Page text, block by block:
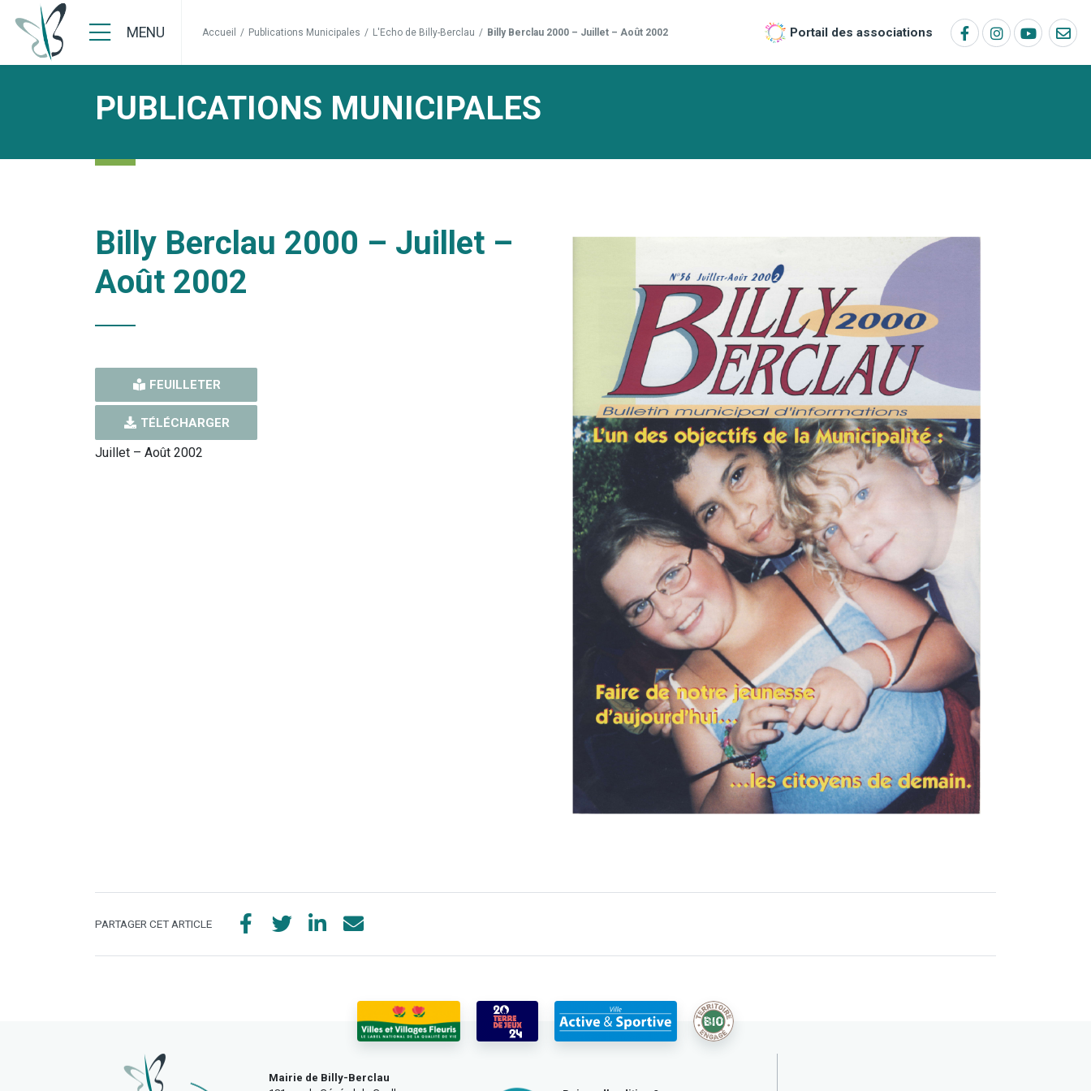
MENU Accueil / Publications Municipales / L'Echo de Billy-Berclau / Billy Berclau 2000 – Juillet – Août 2002 Portail des associations
PUBLICATIONS MUNICIPALES
Billy Berclau 2000 – Juillet –
Août 2002
FEUILLETER
TÉLÉCHARGER
Juillet – Août 2002
PARTAGER CET ARTICLE
Mairie de Billy-Berclau